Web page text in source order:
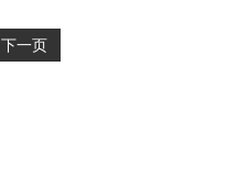
下一页